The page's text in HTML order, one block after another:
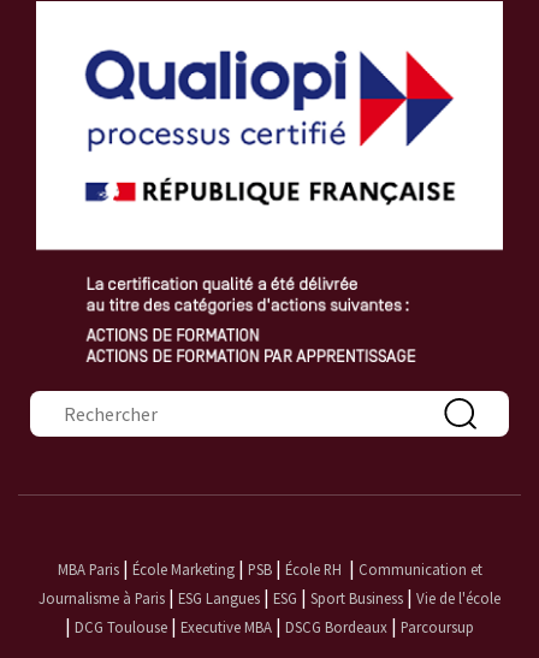
Formulaire de recherche
MBA Paris| École Marketing| PSB| École RH | Communication et
Journalisme à Paris | ESG Langues | ESG | Sport Business | Vie de l'école
| DCG Toulouse | Executive MBA | DSCG Bordeaux | Parcoursup